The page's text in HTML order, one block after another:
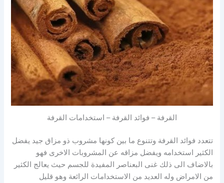
القرفة – فوائد القرفة – استخدامات القرفة
تتعدد فوائد القرفة وتتنوع ما بين كونها مشروب ذو مزاق جيد يفضل
الكثير استخدامه ويفضل مزاقه عن المشروبات الاخرى فهو
بالاضاف الى ذلك غنى البعناصر المفيدة للجسم حيث يعالج الكثير
من الامراض وله العديد من الاستخدامات الرائعة وهو قليل